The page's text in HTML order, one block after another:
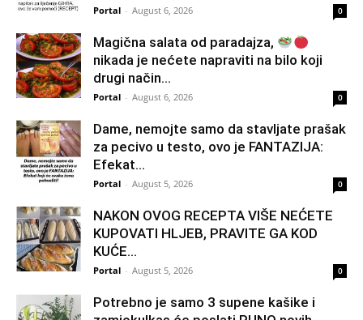
Portal - August 6, 2026 0
Magična salata od paradajza,
nikada je nećete napraviti na bilo koji
drugi način…
Portal - August 6, 2026 0
Dame, nemojte samo da stavljate prašak
za pecivo u testo, ovo je FANTAZIJA:
Efekat...
Portal - August 5, 2026 0
NAKON OVOG RECEPTA VIŠE NEĆETE
KUPOVATI HLJEB, PRAVITE GA KOD
KUĆE…
Portal - August 5, 2026 0
Potrebno je samo 3 supene kašike i